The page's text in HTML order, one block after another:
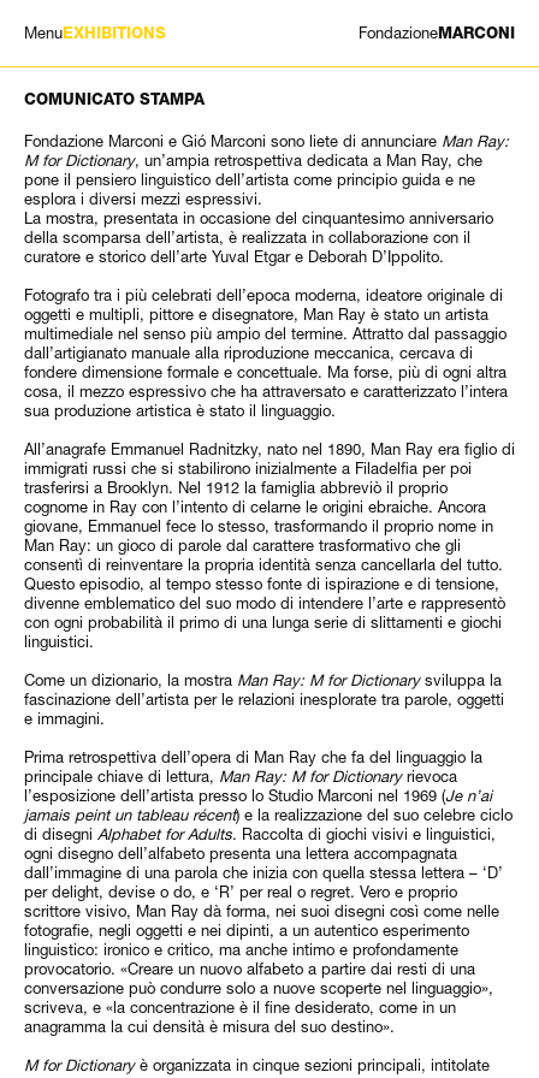
COMUNICATO STAMPA
Fondazione Marconi e Gió Marconi sono liete di annunciare Man Ray:
M for Dictionary, un’ampia retrospettiva dedicata a Man Ray, che
pone il pensiero linguistico dell’artista come principio guida e ne
esplora i diversi mezzi espressivi.
La mostra, presentata in occasione del cinquantesimo anniversario
della scomparsa dell’artista, è realizzata in collaborazione con il
curatore e storico dell’arte Yuval Etgar e Deborah D’Ippolito.
Fotografo tra i più celebrati dell’epoca moderna, ideatore originale di
oggetti e multipli, pittore e disegnatore, Man Ray è stato un artista
multimediale nel senso più ampio del termine. Attratto dal passaggio
dall’artigianato manuale alla riproduzione meccanica, cercava di
fondere dimensione formale e concettuale. Ma forse, più di ogni altra
cosa, il mezzo espressivo che ha attraversato e caratterizzato l’intera
sua produzione artistica è stato il linguaggio.
All’anagrafe Emmanuel Radnitzky, nato nel 1890, Man Ray era figlio di
immigrati russi che si stabilirono inizialmente a Filadelfia per poi
trasferirsi a Brooklyn. Nel 1912 la famiglia abbreviò il proprio
cognome in Ray con l’intento di celarne le origini ebraiche. Ancora
giovane, Emmanuel fece lo stesso, trasformando il proprio nome in
Man Ray: un gioco di parole dal carattere trasformativo che gli
consentì di reinventare la propria identità senza cancellarla del tutto.
Questo episodio, al tempo stesso fonte di ispirazione e di tensione,
divenne emblematico del suo modo di intendere l’arte e rappresentò
con ogni probabilità il primo di una lunga serie di slittamenti e giochi
linguistici.
Come un dizionario, la mostra Man Ray: M for Dictionarysviluppa la
fascinazione dell’artista per le relazioni inesplorate tra parole, oggetti
e immagini.
Prima retrospettiva dell’opera di Man Ray che fa del linguaggio la
principale chiave di lettura, Man Ray: M for Dictionaryrievoca
l’esposizione dell’artista presso lo Studio Marconi nel 1969 (Je n’ai
jamais peint un tableau récent) e la realizzazione del suo celebre ciclo
di disegni Alphabet for Adults. Raccolta di giochi visivi e linguistici,
ogni disegno dell’alfabeto presenta una lettera accompagnata
dall’immagine di una parola che inizia con quella stessa lettera – ‘D’
per delight, devise o do, e ‘R’ per real o regret. Vero e proprio
scrittore visivo, Man Ray dà forma, nei suoi disegni così come nelle
fotografie, negli oggetti e nei dipinti, a un autentico esperimento
linguistico: ironico e critico, ma anche intimo e profondamente
provocatorio. «Creare un nuovo alfabeto a partire dai resti di una
conversazione può condurre solo a nuove scoperte nel linguaggio»,
scriveva, e «la concentrazione è il fine desiderato, come in un
anagramma la cui densità è misura del suo destino».
M for Dictionaryè organizzata in cinque sezioni principali, intitolate
Menu EXHIBITIONS FondazioneMARCONI
MOSTRE
STORIA
NEWS
CONTATTI
GIÓMARCONI
EN/IT